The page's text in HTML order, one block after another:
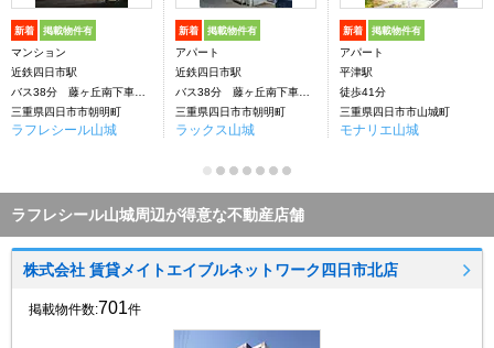
新着 掲載物件有
マンション
近鉄四日市駅
バス38分 藤ヶ丘南下車：停歩6分
三重県四日市市朝明町
ラフレシール山城
新着 掲載物件有
アパート
近鉄四日市駅
バス38分 藤ヶ丘南下車：停歩8分
三重県四日市市朝明町
ラックス山城
新着 掲載物件有
アパート
平津駅
徒歩41分
三重県四日市市山城町
モナリエ山城
ラフレシール山城周辺が得意な不動産店舗
株式会社 賃貸メイトエイブルネットワーク四日市北店
掲載物件数:701件